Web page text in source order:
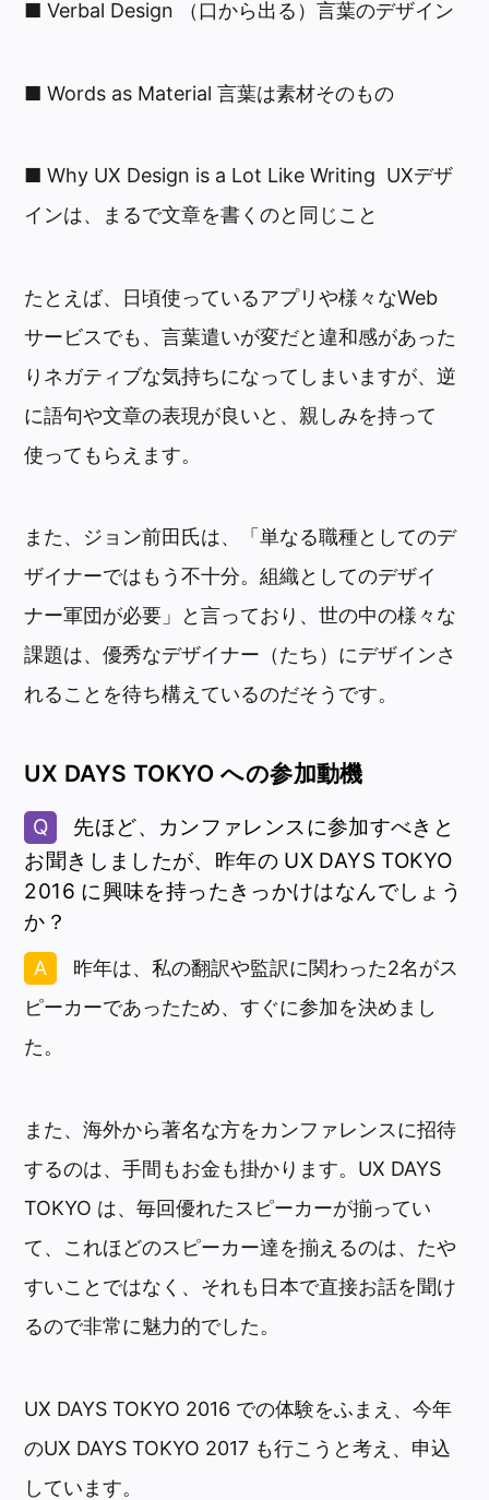
■ Verbal Design （口から出る）言葉のデザイン
■ Words as Material 言葉は素材そのもの
■ Why UX Design is a Lot Like Writing UXデザ
インは、まるで文章を書くのと同じこと
たとえば、日頃使っているアプリや様々なWeb
サービスでも、言葉遣いが変だと違和感があった
りネガティブな気持ちになってしまいますが、逆
に語句や文章の表現が良いと、親しみを持って
使ってもらえます。
また、ジョン前田氏は、「単なる職種としてのデ
ザイナーではもう不十分。組織としてのデザイ
ナー軍団が必要」と言っており、世の中の様々な
課題は、優秀なデザイナー（たち）にデザインさ
れることを待ち構えているのだそうです。
UX DAYS TOKYO への参加動機
先ほど、カンファレンスに参加すべきと
お聞きしましたが、昨年の UX DAYS TOKYO
2016 に興味を持ったきっかけはなんでしょう
か？
昨年は、私の翻訳や監訳に関わった2名がス
ピーカーであったため、すぐに参加を決めまし
た。
また、海外から著名な方をカンファレンスに招待
するのは、手間もお金も掛かります。UX DAYS
TOKYO は、毎回優れたスピーカーが揃ってい
て、これほどのスピーカー達を揃えるのは、たや
すいことではなく、それも日本で直接お話を聞け
るので非常に魅力的でした。
UX DAYS TOKYO 2016 での体験をふまえ、今年
のUX DAYS TOKYO 2017 も行こうと考え、申込
しています。